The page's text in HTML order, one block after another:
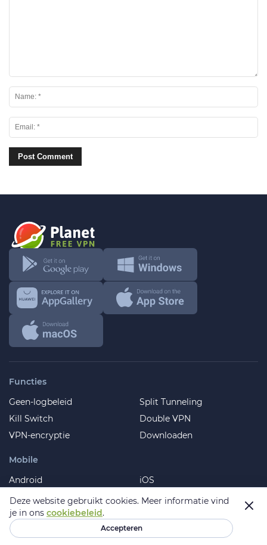
Mobile
Android
iOS
Samsung
Huawei
Extentions
Chrome
Firefox
Functies
Geen-logbeleid
Split Tunneling
Kill Switch
Double VPN
VPN-encryptie
Downloaden
Deze website gebruikt cookies. Meer informatie vind
je in ons cookiebeleid.
Accepteren